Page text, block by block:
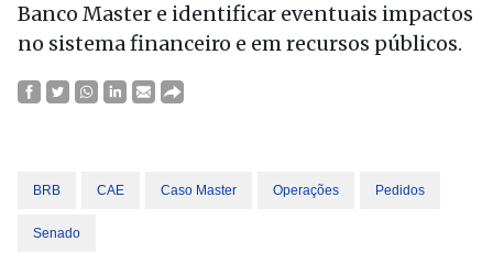
Banco Master e identificar eventuais impactos
no sistema financeiro e em recursos públicos.
BRB CAE Caso Master Operações Pedidos
Senado